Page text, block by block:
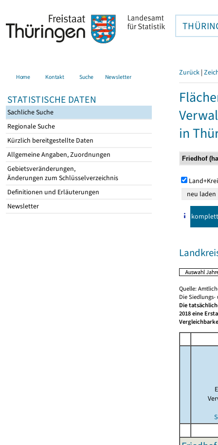
Home Kontakt Suche Newsletter
STATISTISCHE DATEN
Sachliche Suche
Regionale Suche
Kürzlich bereitgestellte Daten
Allgemeine Angaben, Zuordnungen
Gebietsveränderungen,
Änderungen zum Schlüsselverzeichnis
Definitionen und Erläuterungen
Newsletter
Zurück |
in
komplett
Quelle:
Die
Die
2018 eine